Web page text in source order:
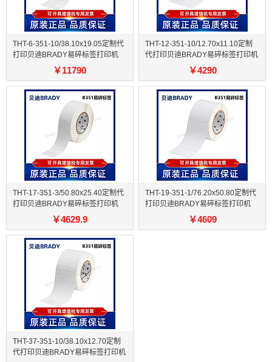
THT-6-351-10/38.10x19.05定制代
打印贝迪BRADY易碎标签打印机
￥11790
THT-12-351-10/12.70x11.10定制
代打印贝迪BRADY易碎标签打印机
￥4290
THT-17-351-3/50.80x25.40定制代
打印贝迪BRADY易碎标签打印机
￥4629.9
THT-19-351-1/76.20x50.80定制代
打印贝迪BRADY易碎标签打印机
￥4609
THT-37-351-10/38.10x12.70定制
代打印贝迪BRADY易碎标签打印机